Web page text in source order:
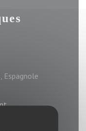
Espagnole